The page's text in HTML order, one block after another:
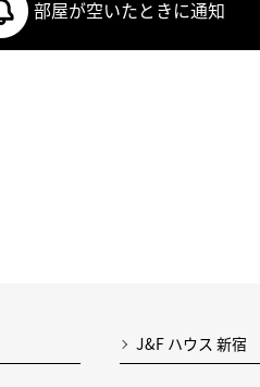
部屋が空いたときに通知
J&F ハウス 新宿